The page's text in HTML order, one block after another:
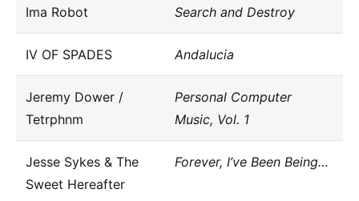
Ima Robot Search and Destroy
IV OF SPADES Andalucia
Jeremy Dower /
Tetrphnm
Personal Computer
Music, Vol. 1
Jesse Sykes & The
Sweet Hereafter
Forever, I’ve Been Being…